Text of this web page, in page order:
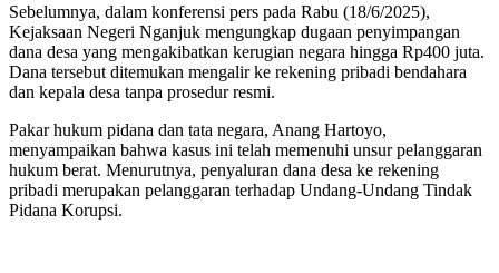
Sebelumnya, dalam konferensi pers pada Rabu (18/6/2025),
Kejaksaan Negeri Nganjuk mengungkap dugaan penyimpangan
dana desa yang mengakibatkan kerugian negara hingga Rp400 juta.
Dana tersebut ditemukan mengalir ke rekening pribadi bendahara
dan kepala desa tanpa prosedur resmi.
Pakar hukum pidana dan tata negara, Anang Hartoyo,
menyampaikan bahwa kasus ini telah memenuhi unsur pelanggaran
hukum berat. Menurutnya, penyaluran dana desa ke rekening
pribadi merupakan pelanggaran terhadap Undang-Undang Tindak
Pidana Korupsi.